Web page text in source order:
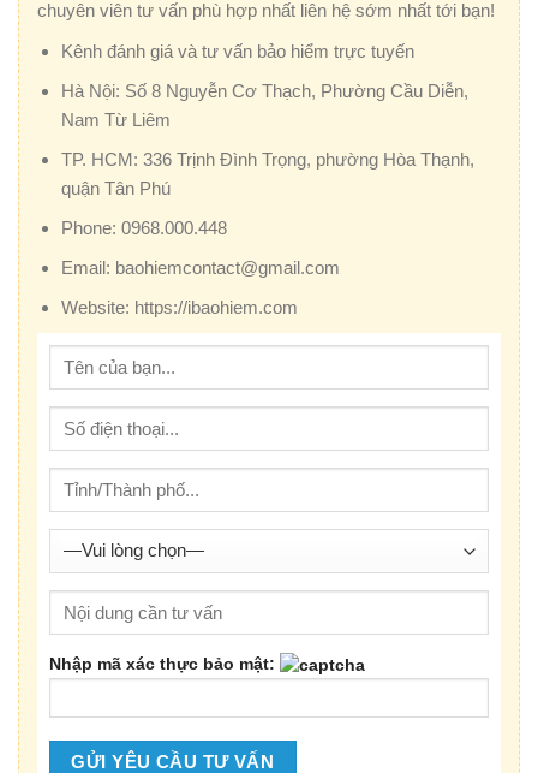
chuyên viên tư vấn phù hợp nhất liên hệ sớm nhất tới bạn!
Kênh đánh giá và tư vấn bảo hiểm trực tuyến
Hà Nội: Số 8 Nguyễn Cơ Thạch, Phường Cầu Diễn,
Nam Từ Liêm
TP. HCM: 336 Trịnh Đình Trọng, phường Hòa Thạnh,
quận Tân Phú
Phone: 0968.000.448
Email: baohiemcontact@gmail.com
Website: https://ibaohiem.com
Nhập mã xác thực bảo mật: